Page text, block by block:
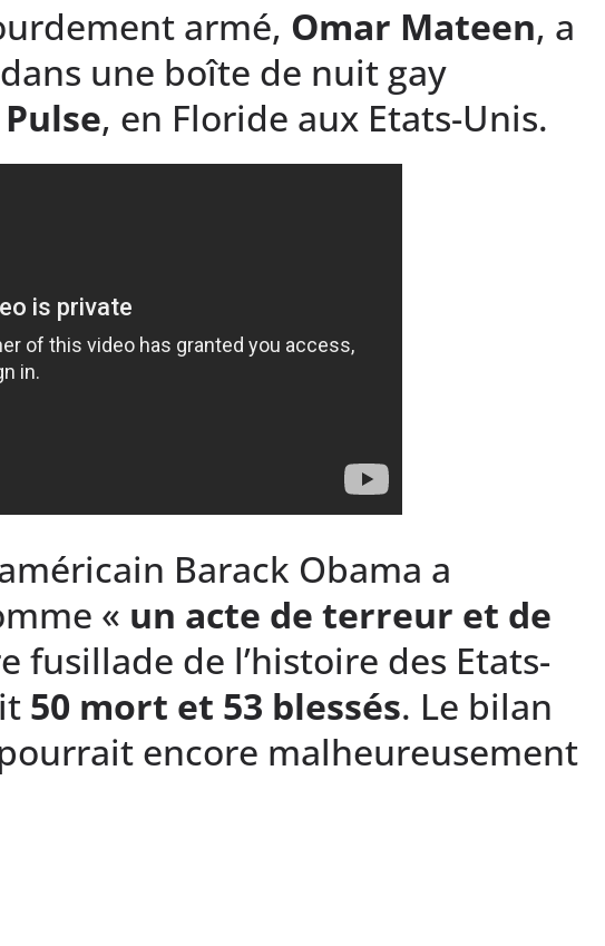
armé, Omar Mateen, a
une boîte de nuit gay
, en Floride aux Etats-Unis.
Barack Obama a
« un acte de terreur et de
fusillade de l’histoire des Etats-
50 mort et 53 blessés. Le bilan
encore malheureusement